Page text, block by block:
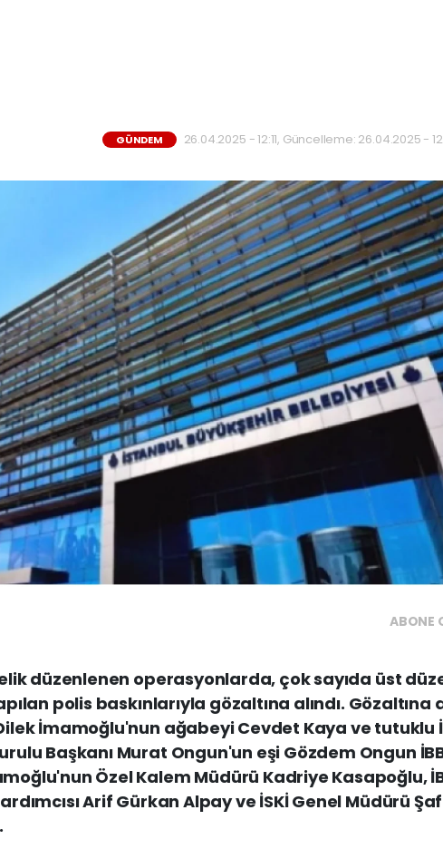
GÜNDEM 26.04.2025 - 12:11, Güncelleme: 26.04.2025 -
ABONE
düzenlenen operasyonlarda, çok sayıda üst
polis baskınlarıyla gözaltına alındı. Gözaltına
İmamoğlu'nun ağabeyi Cevdet Kaya ve tutuklu
Başkanı Murat Ongun'un eşi Gözdem Ongun
Özel Kalem Müdürü Kadriye Kasapoğlu,
Arif Gürkan Alpay ve İSKİ Genel Müdürü